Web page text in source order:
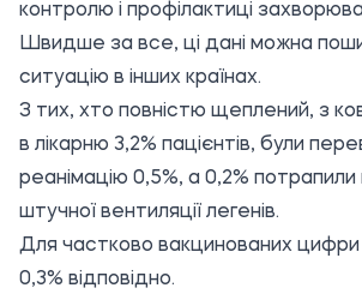
контролю і профілактиці
Швидше за все, ці дані можна
ситуацію в інших країнах.
З тих, хто повністю щеплений, з
в лікарню 3,2% пацієнтів, були
реанімацію 0,5%, а 0,2%
штучної вентиляції легенів.
Для частково вакцинованих цифри
0,3% відповідно.